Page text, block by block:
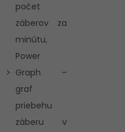
počet
záberov za
minútu,
Power
Graph –
graf
priebehu
záberu v